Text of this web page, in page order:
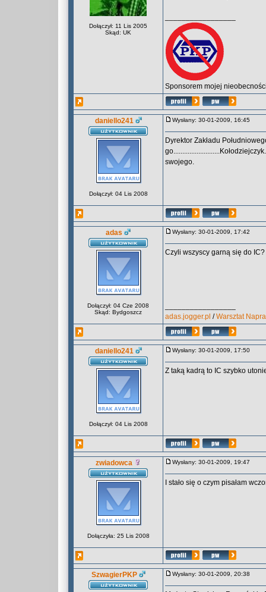
Dołączył: 11 Lis 2005
Skąd: UK
Sponsorem mojej
daniello241
Dołączył: 04 Lis 2008
Wysłany: 30-01-2009, 16:45
Dyrektor Zakładu
swojego.
adas
Dołączył: 04 Cze 2008
Skąd: Bydgoszcz
Wysłany: 30-01-2009, 17:42
Czyli wszyscy garną się do IC?
adas.jogger.pl /Warsztat
daniello241
Dołączył: 04 Lis 2008
Wysłany: 30-01-2009, 17:50
Z taką kadrą to IC szybko
zwiadowca
Dołączyła: 25 Lis 2008
Wysłany: 30-01-2009, 19:47
I stało się o czym pisałam
SzwagierPKP Wysłany: 30-01-2009, 20:38